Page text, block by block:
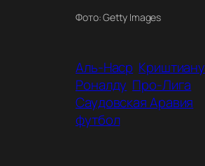
Фото: Getty Images
Аль-Наср Криштиану
Роналду Про-Лига
Саудовская Аравия
футбол